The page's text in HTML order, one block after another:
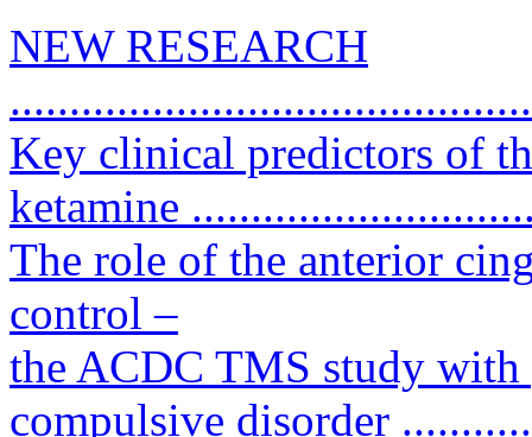
NEW RESEARCH
Key clinical predictors of
ketamine
The role of the anterior
control –
the ACDC TMS study with
compulsive disorder